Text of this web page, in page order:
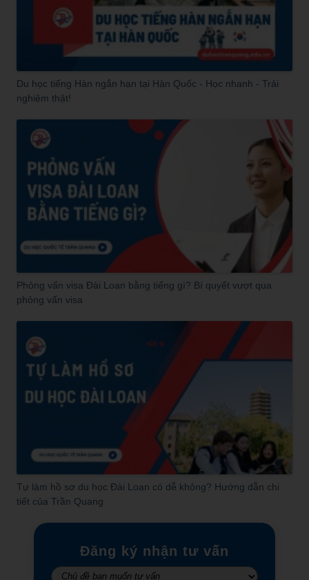
Du học tiếng Hàn ngắn hạn tại Hàn Quốc - Học nhanh - Trải
nghiệm thật!
Phỏng vấn visa Đài Loan bằng tiếng gì? Bí quyết vượt qua
phỏng vấn visa
Tự làm hồ sơ du học Đài Loan có dễ không? Hướng dẫn chi
tiết của Trần Quang
Đăng ký nhận tư vấn